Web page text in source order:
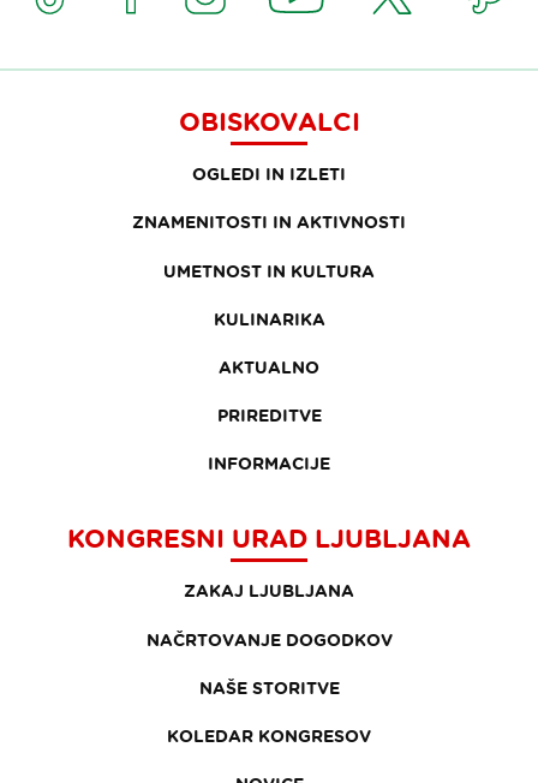
OBISKOVALCI
OGLEDI IN IZLETI
ZNAMENITOSTI IN AKTIVNOSTI
UMETNOST IN KULTURA
KULINARIKA
AKTUALNO
PRIREDITVE
INFORMACIJE
KONGRESNI URAD LJUBLJANA
ZAKAJ LJUBLJANA
NAČRTOVANJE DOGODKOV
NAŠE STORITVE
KOLEDAR KONGRESOV